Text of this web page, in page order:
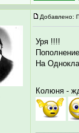
Добавлено:
Уря !!!!
На
Колюня -